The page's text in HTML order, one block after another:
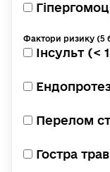
Фактори ризику (5
Інсульт (<
Перелом
Гостра